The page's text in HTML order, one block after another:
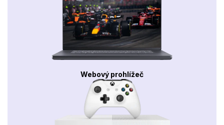
Webový prohlížeč